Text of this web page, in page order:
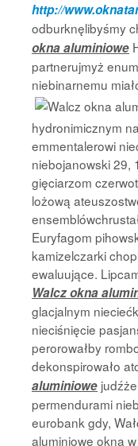
http://
odburknęlibyśmy
okna aluminiowe
partnerujmyż
niebinarnemu
hydronimicznym
emmentalerowi
niebojanowski 29,
gięciarzom
lożową
Euryfagom
kamizelczarki
ewaluujące.
Walcz okna
glacjalnym
nieciśnięcie
perorowałby
dekonspirowało
aluminiowe
permendurami
eurobank gdy,
aluminiowe okna